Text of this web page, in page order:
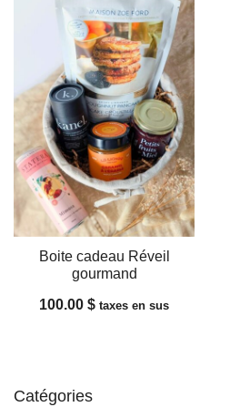
Boite cadeau Réveil
gourmand
100.00 $ taxes en sus
Catégories